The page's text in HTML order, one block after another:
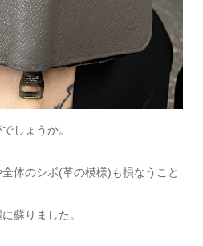
しょうか。
体のシボ(革の模様)も損なうこと
蘇りました。